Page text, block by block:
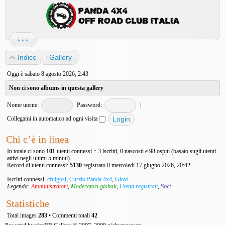
↓↓↓
Indice Gallery
Oggi è sabato 8 agosto 2026, 2:43
Non ci sono albums in questa gallery
Nome utente: Password:
|
Collegami in automatico ad ogni visita
Chi c’è in linea
In totale ci sono 101 utenti connessi :: 3 iscritti, 0 nascosti e 98 ospiti (basato sugli utenti
attivi negli ultimi 5 minuti)
Record di utenti connessi: 5130 registrato il mercoledì 17 giugno 2026, 20:42
Iscritti connessi: cfulgosi, Curzio Panda 4x4, Giovi
Legenda:Amministratori, Moderatori globali, Utenti registrati, Soci
Statistiche
Total images 283 • Commenti totali 42